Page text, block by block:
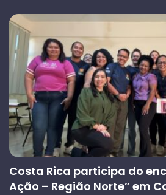
Costa Rica participa do
Ação – Região Norte” em